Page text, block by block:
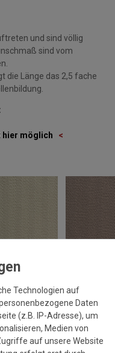
und sind völlig
sind vom
die Länge das 2,5 fache
hier möglich
<
Technologien auf
Daten
(z.B. IP-Adresse), um
Medien von
auf unsere Website